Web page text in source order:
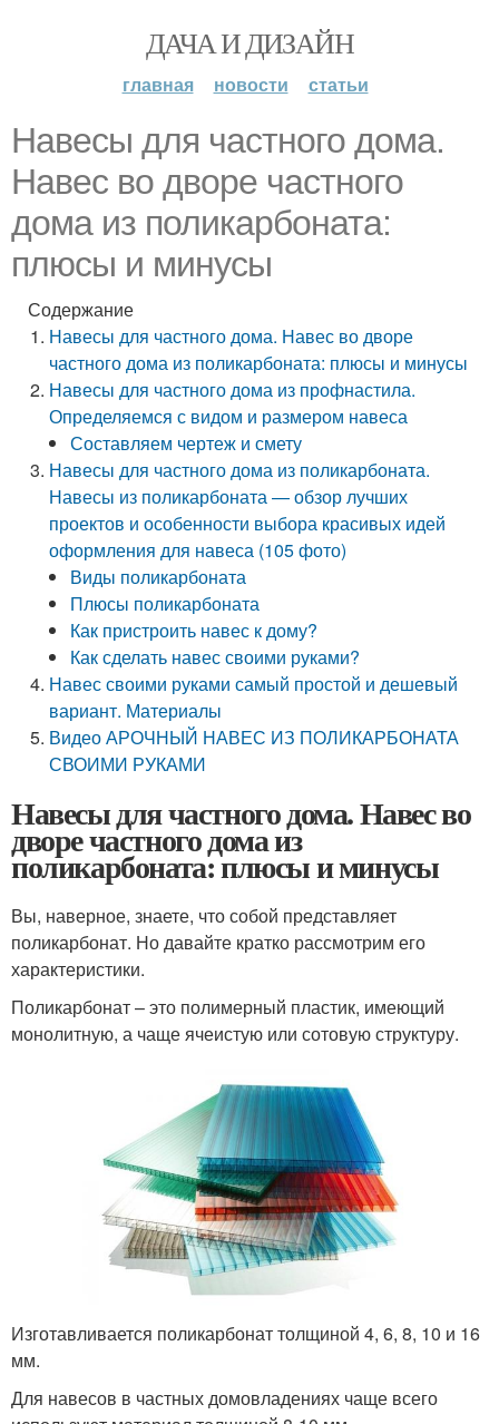
ДАЧА И ДИЗАЙН
главная новости статьи
Навесы для частного дома.
Навес во дворе частного
дома из поликарбоната:
плюсы и минусы
Содержание
Навесы для частного дома. Навес во дворе
частного дома из поликарбоната: плюсы и минусы
Навесы для частного дома из профнастила.
Определяемся с видом и размером навеса
Составляем чертеж и смету
Навесы для частного дома из поликарбоната.
Навесы из поликарбоната — обзор лучших
проектов и особенности выбора красивых идей
оформления для навеса (105 фото)
Виды поликарбоната
Плюсы поликарбоната
Как пристроить навес к дому?
Как сделать навес своими руками?
Навес своими руками самый простой и дешевый
вариант. Материалы
Видео АРОЧНЫЙ НАВЕС ИЗ ПОЛИКАРБОНАТА
СВОИМИ РУКАМИ
Навесы для частного дома. Навес во
дворе частного дома из
поликарбоната: плюсы и минусы
Вы, наверное, знаете, что собой представляет
поликарбонат. Но давайте кратко рассмотрим его
характеристики.
Поликарбонат – это полимерный пластик, имеющий
монолитную, а чаще ячеистую или сотовую структуру.
Изготавливается поликарбонат толщиной 4, 6, 8, 10 и 16
мм.
Для навесов в частных домовладениях чаще всего